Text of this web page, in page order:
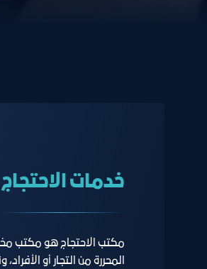
خدمات الاحتجاج
مكتب الاحتجاج هو مكتب